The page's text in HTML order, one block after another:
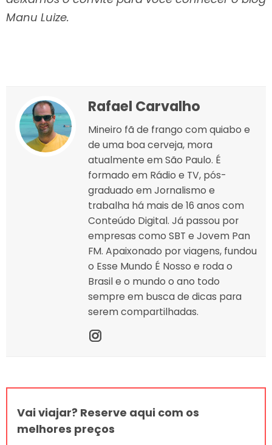
Manu Luize.
Rafael Carvalho
Mineiro fã de frango com quiabo e
de uma boa cerveja, mora
atualmente em São Paulo. É
formado em Rádio e TV, pós-
graduado em Jornalismo e
trabalha há mais de 16 anos com
Conteúdo Digital. Já passou por
empresas como SBT e Jovem Pan
FM. Apaixonado por viagens, fundou
o Esse Mundo É Nosso e roda o
Brasil e o mundo o ano todo
sempre em busca de dicas para
serem compartilhadas.
Vai viajar? Reserve aqui com os
melhores preços